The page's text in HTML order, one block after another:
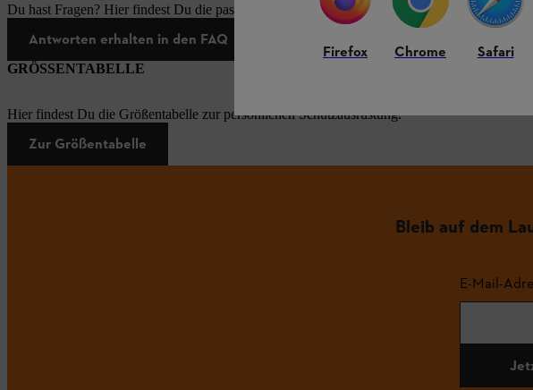
Du hast Fragen? Hier findest Du die passenden Antworten zu den häufigsten Fragen.
Antworten erhalten in den FAQ
GRÖSSENTABELLE
Hier findest Du die Größentabelle zur persönlichen Schutzausrüstung.
Zur Größentabelle
Bleib auf dem
E-Mail-
Firefox Chrome Safari